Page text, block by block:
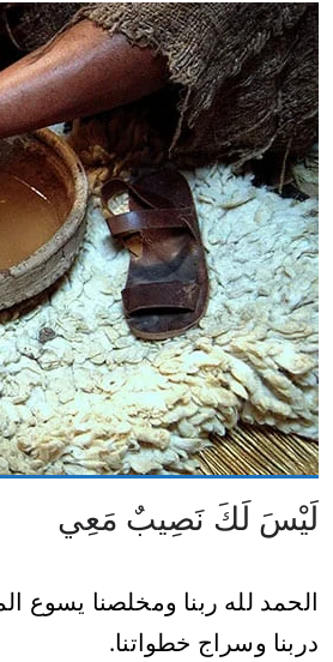
لَيْسَ لَكَ نَصِيبٌ مَعِي
الحمد لله ربنا ومخلصنا يسوع
دربنا وسراج خطواتنا.